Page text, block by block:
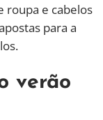
roupa e cabelos
para a
verão